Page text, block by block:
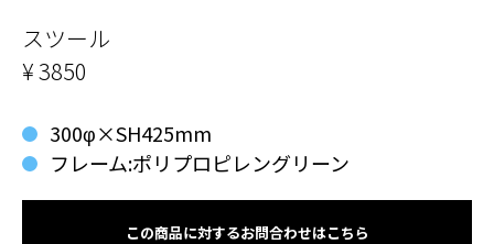
スツール
¥ 3850
300φ×SH425mm
フレーム:ポリプロピレングリーン
この商品に対するお問合わせはこちら